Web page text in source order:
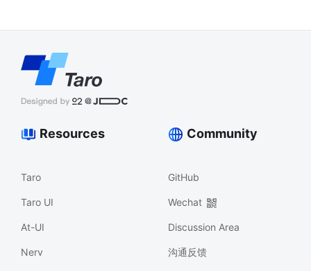
Resources
Taro
Taro UI
At-UI
Nerv
Community
GitHub
Wechat
Discussion Area
沟通反馈